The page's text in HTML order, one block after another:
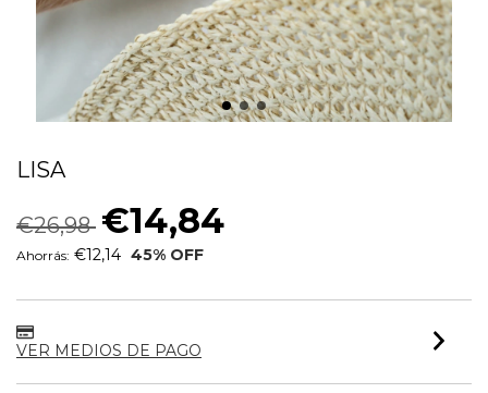
LISA
€26,98 €14,84
Ahorrás: €12,14 45% OFF
VER MEDIOS DE PAGO